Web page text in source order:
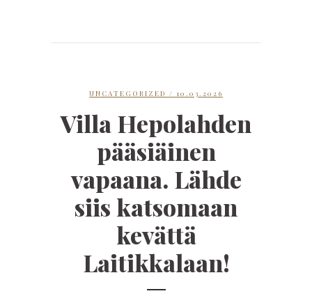
UNCATEGORIZED / 10.03.2026
Villa Hepolahden
pääsiäinen
vapaana. Lähde
siis katsomaan
kevättä
Laitikkalaan!